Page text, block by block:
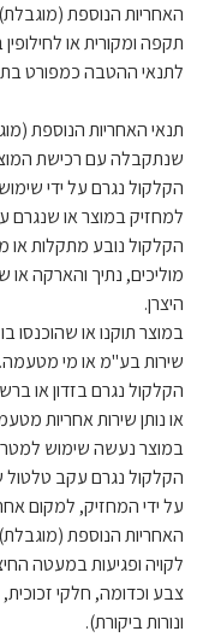
האחריות הנוספת
תקפה ומקורית או
לתנאי ההטבה כמפורט
תנאי האחריות הנוספת
שנתקבלה עם רכישת
הקלקול נגרם על ידי
למחזיק במוצר או שנגרם על
הקלקול נובע מתקלות
מוליכים, נתיך והארקה או
היצרן.
במוצר תוקנו או שהוכנסו
שירות בע"מ או מי מטעמה.
הקלקול נגרם בזדון או
או נותן שירות אחריות
במוצר נעשה שימוש
הקלקול נגרם עקב
על ידי המחזיק, למקום
האחריות הנוספת
לקויה ופגיעות במעטה
צבע וכדומה, חלקי זכוכית,
ונורות ביקורת).